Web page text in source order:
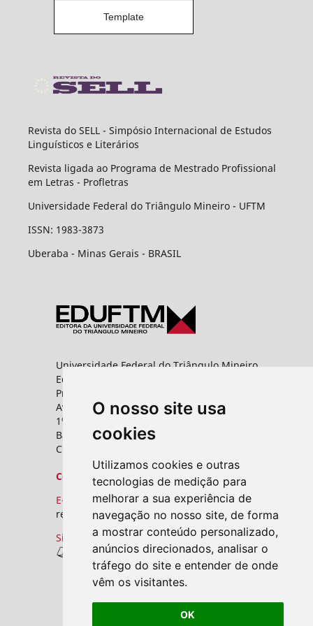
O nosso site usa
cookies
Utilizamos cookies e outras
tecnologias de medição para
melhorar a sua experiência de
navegação no nosso site, de forma
a mostrar conteúdo personalizado,
anúncios direcionados, analisar o
tráfego do site e entender de onde
vêm os visitantes.
OK
Template
Revista do SELL - Simpósio Internacional de Estudos
Linguísticos e Literários
Revista ligada ao Programa de Mestrado Profissional
em Letras - Profletras
Universidade Federal do Triângulo Mineiro - UFTM
ISSN: 1983-3873
Uberaba - Minas Gerais - BRASIL
Universidade Federal do Triângulo Mineiro
Editora UFTM
Prédio da Reitoria
Av. Frei Paulino, nº 30,
1º andar - Sala 8 PROPPG
Bairro Abadia
CEP: 38025-180 - Uberaba - MG
Contato
E-mail:
revistas.seer@uftm.edu.br
Site
Revistas UFTM